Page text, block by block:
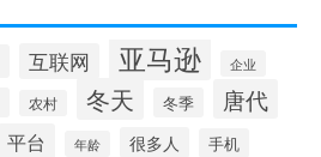
互联网 亚马逊 企业
农村 冬天 冬季 唐代
平台 年龄 很多人 手机